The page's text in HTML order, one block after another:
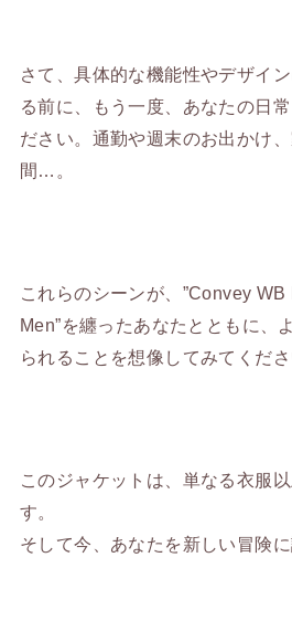
さて、具体的な機能性やデザイ
る前に、もう一度、あなたの日
ださい。通勤や週末のお出かけ
間…。
これらのシーンが、”Convey
Men”を纏ったあなたとともに、
られることを想像してみてくださ
このジャケットは、単なる衣服
す。
そして今、あなたを新しい冒険に